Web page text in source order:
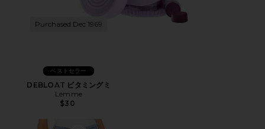
Purchased Dec 1969
ベストセラー
DEBLOAT ビタミングミ
Lemme
$30